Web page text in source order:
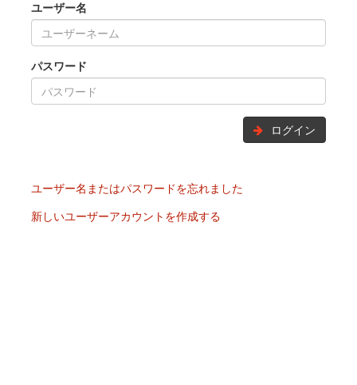
ユーザー名
パスワード
ログイン
ユーザー名またはパスワードを忘れました
新しいユーザーアカウントを作成する